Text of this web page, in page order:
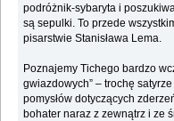
podróżnik-sybaryta i
są sepulki. To przede
pisarstwie Stanisława Lema.
Poznajemy Tichego bardzo
gwiazdowych” – trochę
pomysłów dotyczących
bohater naraz z zewnątrz i ze